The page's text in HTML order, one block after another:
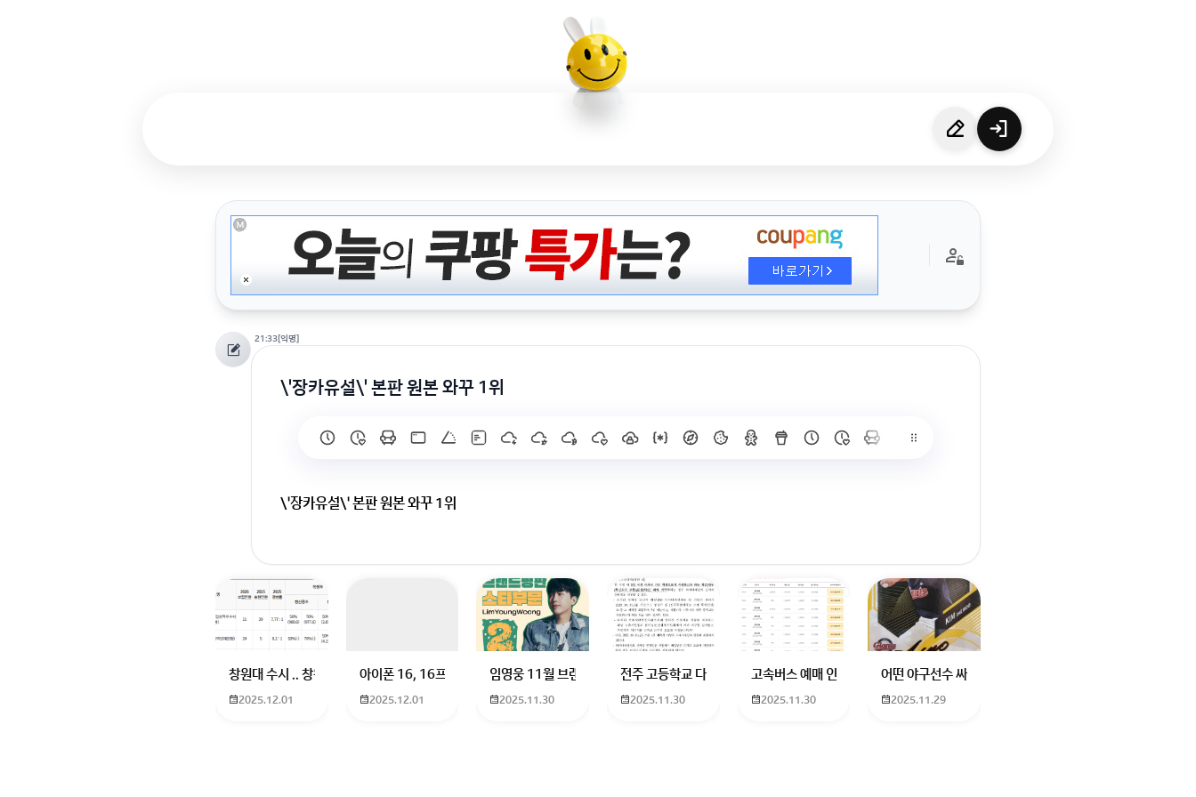
21:33[익명]
\'장카유설\' 본판 원본 와꾸 1위
\'장카유설\' 본판 원본 와꾸 1위
회원가입 혹은 광고 [X]를 누르면 내용이 보입니다
창원대 수시 .. 창원대를 목표로 하고 있는 09년생입니다 지금 제 내신이 5등급제 기준으로
2025.12.01
아이폰 16, 16프로 케이스 호환 가능한가요? 16을 쓰고 있는데 일반형은 케이스가 많이 없고 프로형은 많아서
2025.12.01
임영웅 11월 브랜드평판 순위 알고싶어요 임영웅 11월 브랜드평판에서 스타부문에서의 임영웅 순위 알고싶어요
2025.11.30
전주 고등학교 다자녀 제가 2027학년도 고등학교 입학생인데요 지망하는 학교가 전주 한일고인데 1. 다자녀
2025.11.30
고속버스 예매 인천공항에서 대전으로 가는 버스를 이용하려하는데 버스 노선이 인천
2025.11.30
어떤 야구선수 싸인일까요? 제가 옛날에 롯데 자이언츠 선수
2025.11.29